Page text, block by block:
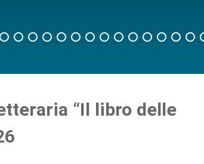
“Il libro delle